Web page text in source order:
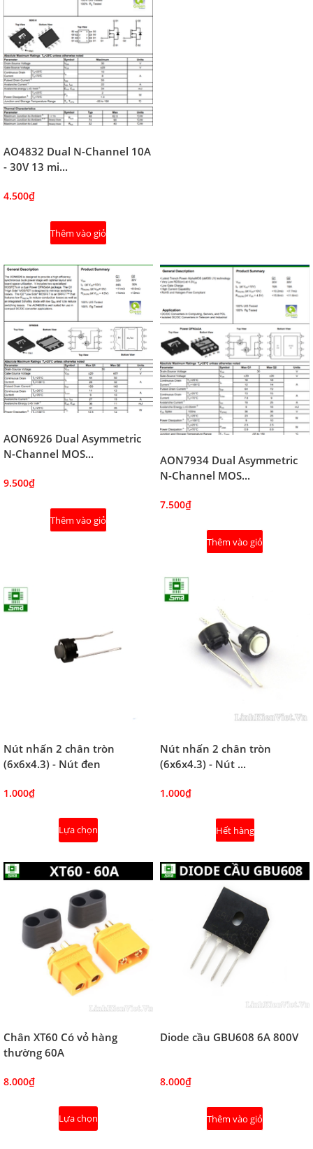
AO4832 Dual N-Channel 10A
- 30V 13 mi...
4.500₫
Thêm vào giỏ
AON6926 Dual Asymmetric
N-Channel MOS...
9.500₫
Thêm vào giỏ
AON7934 Dual Asymmetric
N-Channel MOS...
7.500₫
Thêm vào giỏ
Nút nhấn 2 chân tròn
(6x6x4.3) - Nút đen
1.000₫
Lựa chọn
Nút nhấn 2 chân tròn
(6x6x4.3) - Nút ...
1.000₫
Hết hàng
Chân XT60 Có vỏ hàng
thường 60A
8.000₫
Lựa chọn
Diode cầu GBU608 6A 800V
8.000₫
Thêm vào giỏ